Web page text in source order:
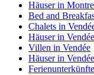
Häuser in
Bed and
Chalets in
Häuser in Vendée
Villen in Vendée
Häuser in Vendée